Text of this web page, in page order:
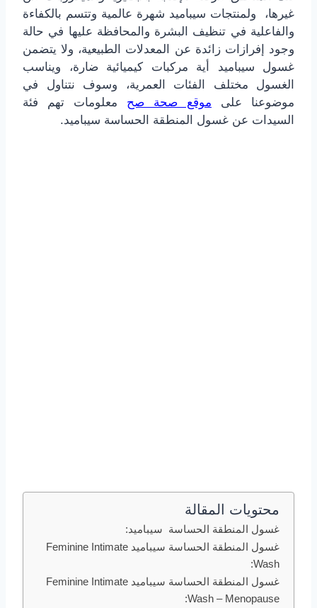
غيرها، ولمنتجات سيباميد شهرة عالمية وتتسم بالكفاءة
والفاعلية في تنظيف البشرة والمحافظة عليها في حالة
وجود إفرازات زائدة عن المعدلات الطبيعية، ولا يتضمن
غسول سيباميد أية مركبات كيميائية ضارة، ويناسب
الغسول مختلف الفئات العمرية، وسوف نتناول في
موضوعنا على موقع صحة صح معلومات تهم فئة
السيدات عن غسول المنطقة الحساسة سيباميد.
محتويات المقالة
غسول المنطقة الحساسة سيباميد:
غسول المنطقة الحساسة سيباميد Feminine Intimate
Wash:
غسول المنطقة الحساسة سيباميد Feminine Intimate
Wash – Menopause: